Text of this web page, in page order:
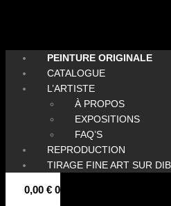
PEINTURE ORIGINALE
CATALOGUE
L’ARTISTE
À PROPOS
EXPOSITIONS
FAQ’S
REPRODUCTION
TIRAGE FINE ART SUR
0,00 € 0